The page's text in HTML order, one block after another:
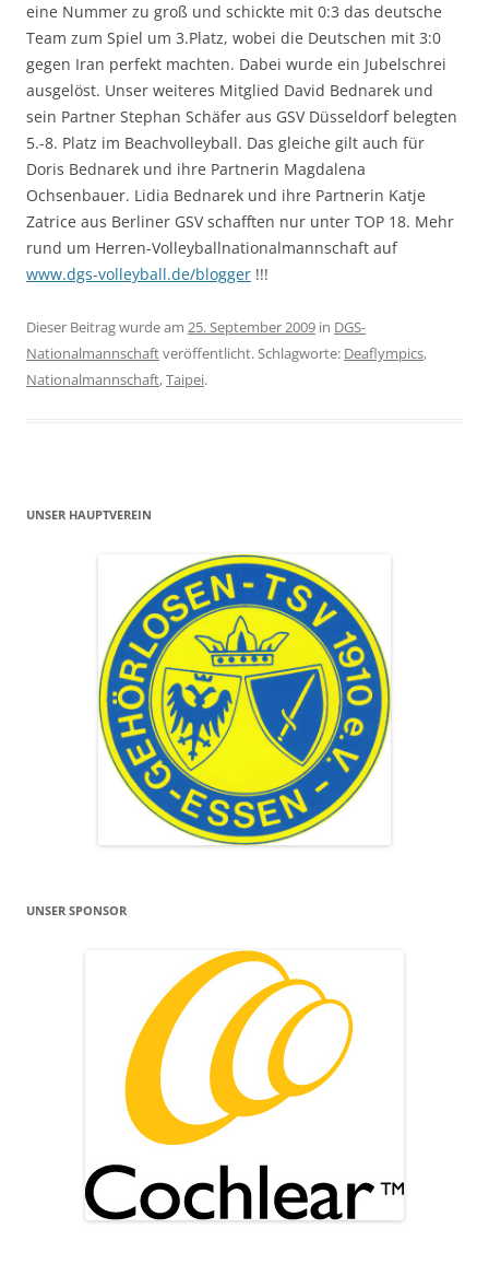
eine Nummer zu groß und schickte mit 0:3 das deutsche
Team zum Spiel um 3.Platz, wobei die Deutschen mit 3:0
gegen Iran perfekt machten. Dabei wurde ein Jubelschrei
ausgelöst. Unser weiteres Mitglied David Bednarek und
sein Partner Stephan Schäfer aus GSV Düsseldorf belegten
5.-8. Platz im Beachvolleyball. Das gleiche gilt auch für
Doris Bednarek und ihre Partnerin Magdalena
Ochsenbauer. Lidia Bednarek und ihre Partnerin Katje
Zatrice aus Berliner GSV schafften nur unter TOP 18. Mehr
rund um Herren-Volleyballnationalmannschaft auf
www.dgs-volleyball.de/blogger !!!
Dieser Beitrag wurde am 25. September 2009 in DGS-
Nationalmannschaftveröffentlicht. Schlagworte: Deaflympics,
Nationalmannschaft,Taipei.
UNSER HAUPTVEREIN
UNSER SPONSOR